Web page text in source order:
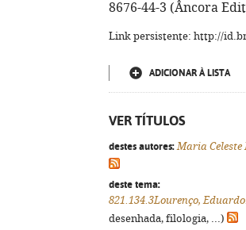
8676-44-3 (Âncora
Link persistente: http://
ADICIONAR À LISTA
VER TÍTULOS
destes autores: Maria
deste tema:
821.134.3Lourenço,
desenhada, filologia, ...)